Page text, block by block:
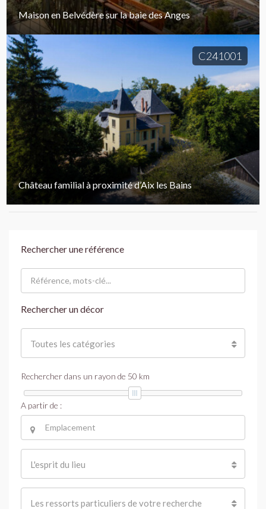
Maison en Belvédère sur la baie des Anges
C241001
Château familial à proximité d’Aix les Bains
Rechercher une référence
Rechercher un décor
Toutes les catégories
Rechercher dans un rayon de 50 km
A partir de :
L'esprit du lieu
Les ressorts particuliers de votre recherche